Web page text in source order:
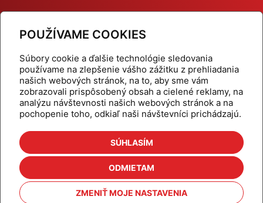
POUŽÍVAME COOKIES
Súbory cookie a ďalšie technológie sledovania
používame na zlepšenie vášho zážitku z prehliadania
našich webových stránok, na to, aby sme vám
zobrazovali prispôsobený obsah a cielené reklamy, na
analýzu návštevnosti našich webových stránok a na
pochopenie toho, odkiaľ naši návštevníci prichádzajú.
SÚHLASÍM
ODMIETAM
ZMENIŤ MOJE NASTAVENIA
Dynamické termostatické ventily
Domov
Produkty
Aktuality
Odber šikovné tipy
Kalkulačky
Cenníky
Na stiahnutie
Referencie
Kontakt